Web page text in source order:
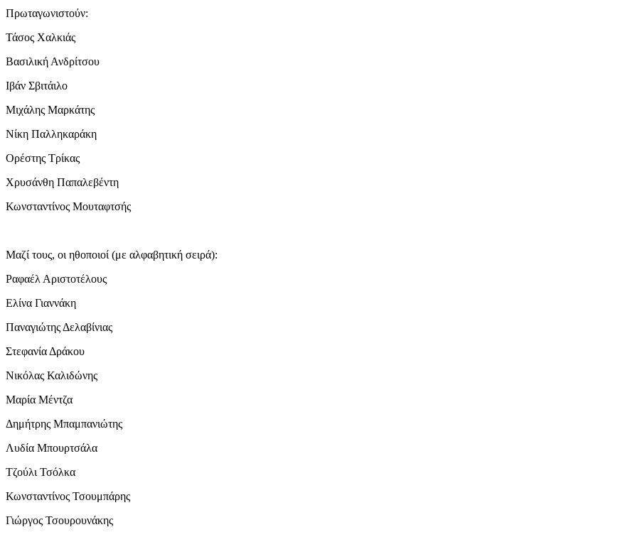
Πρωταγωνιστούν:
Τάσος Χαλκιάς
Βασιλική Ανδρίτσου
Ιβάν Σβιτάιλο
Μιχάλης Μαρκάτης
Νίκη Παλληκαράκη
Ορέστης Τρίκας
Χρυσάνθη Παπαλεβέντη
Κωνσταντίνος Μουταφτσής
Μαζί τους, οι ηθοποιοί (με αλφαβητική σειρά):
Ραφαέλ Αριστοτέλους
Ελίνα Γιαννάκη
Παναγιώτης Δελαβίνιας
Στεφανία Δράκου
Νικόλας Καλιδώνης
Μαρία Μέντζα
Δημήτρης Μπαμπανιώτης
Λυδία Μπουρτσάλα
Τζούλι Τσόλκα
Κωνσταντίνος Τσουμπάρης
Γιώργος Τσουρουνάκης